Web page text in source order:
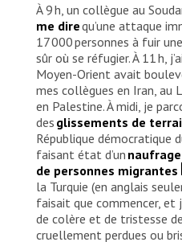
À 9 h, un collègue au
me direqu’une attaque
17 000 personnes à fuir
sûr où se réfugier. À 11 h,
Moyen-Orient avait
mes collègues en Iran, au
en Palestine. À midi, je
des glissements de
République démocratique
faisant état d’un
de personnes migrantes
la Turquie (en anglais
faisait que commencer, et
de colère et de tristesse
cruellement perdues ou